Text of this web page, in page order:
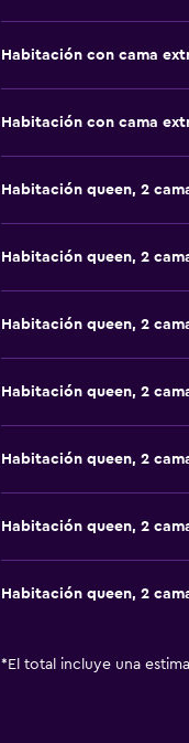
Habitación con cama
Habitación con cama
Habitación queen, 2
Habitación queen, 2
Habitación queen, 2
Habitación queen, 2
Habitación queen, 2
Habitación queen, 2
Habitación queen, 2
* El total incluye una